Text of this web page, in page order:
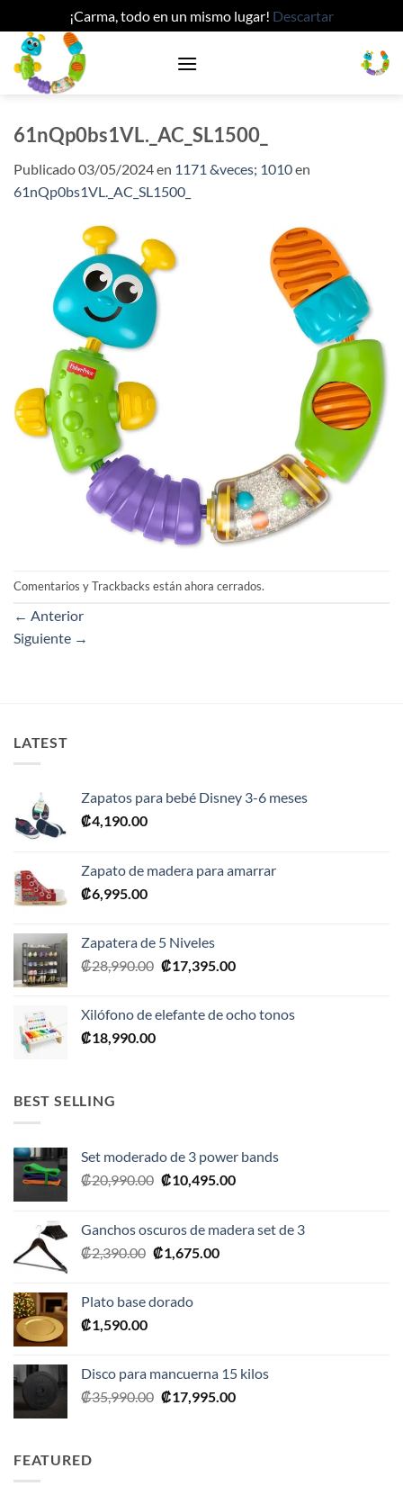
¡Carma, todo en un mismo lugar! Descartar
Saltar
contenido
61nQp0bs1VL._AC_SL1500_
Publicado03/05/2024en 1171 &veces; 1010en
61nQp0bs1VL._AC_SL1500_
Comentarios y Trackbacks están ahora cerrados.
← Anterior
Siguiente →
LATEST
Zapatos para bebé Disney 3-6 meses
₡4,190.00
Zapato de madera para amarrar
₡6,995.00
Zapatera de 5 Niveles
₡28,990.00 El
era:
₡17,395.00El
es:
Xilófono de elefante de ocho tonos
₡18,990.00
BEST SELLING
Set moderado de 3 power bands
₡20,990.00 El
era:
₡20,990.00.
₡10,495.00El
es:
Ganchos oscuros de madera set de 3
₡2,390.00 El
era:
₡1,675.00El
Plato base dorado
₡1,590.00
Disco para mancuerna 15 kilos
₡35,990.00 El
₡17,995.00El
FEATURED